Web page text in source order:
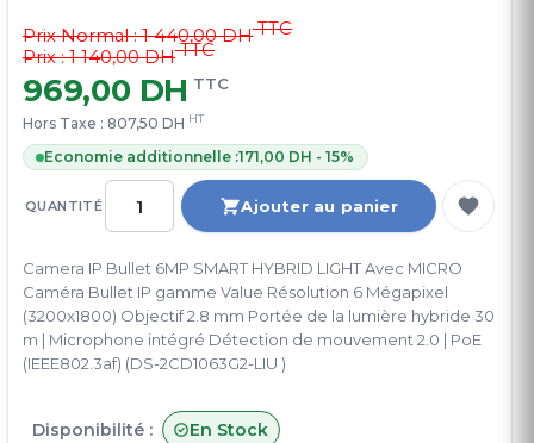
QUANTITÉ Ajouter au panier
Prix Normal :1 440,00 DHTTC
Prix : 1 140,00 DHTTC
969,00 DH TTC
Hors Taxe : 807,50 DH HT
Economie additionnelle :171,00 DH - 15%
Camera IP Bullet 6MP SMART HYBRID LIGHT Avec MICRO
Caméra Bullet IP gamme Value Résolution 6 Mégapixel
(3200x1800) Objectif 2.8 mm Portée de la lumière hybride 30
m | Microphone intégré Détection de mouvement 2.0 | PoE
(IEEE802.3af) (DS-2CD1063G2-LIU )
Disponibilité : En Stock